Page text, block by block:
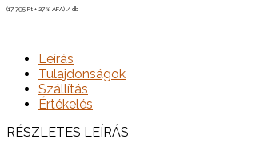
(17 795 Ft + 27% ÁFA) / db
Leírás
Tulajdonságok
Szállítás
Értékelés
RÉSZLETES LEÍRÁS